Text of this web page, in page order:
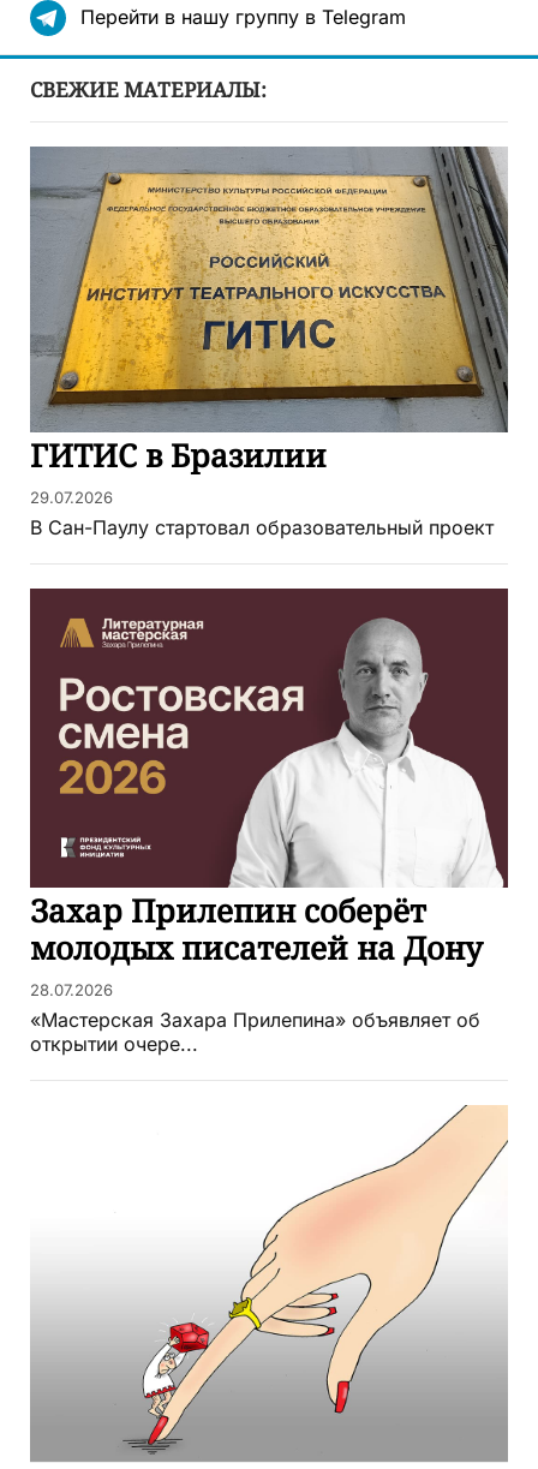
Перейти в нашу группу в Telegram
СВЕЖИЕ МАТЕРИАЛЫ:
ГИТИС в Бразилии
29.07.2026
В Сан-Паулу стартовал образовательный проект
Захар Прилепин соберёт
молодых писателей на Дону
28.07.2026
«Мастерская Захара Прилепина» объявляет об
открытии очере...